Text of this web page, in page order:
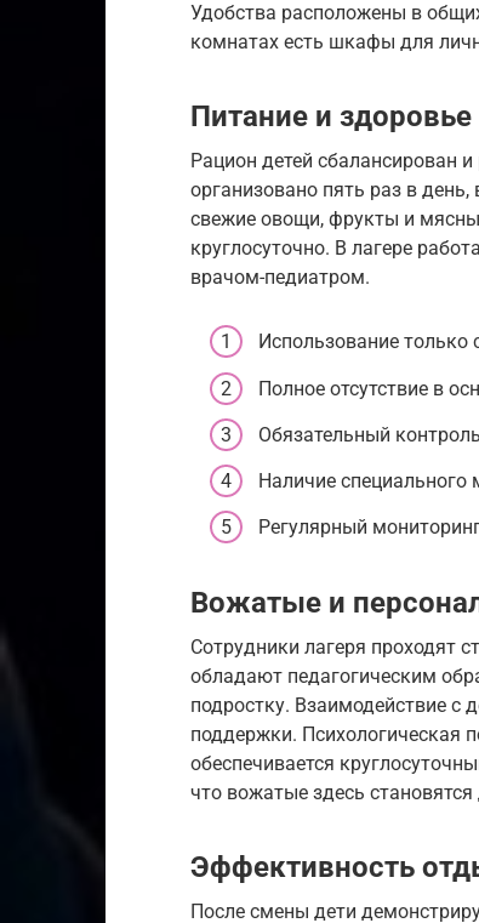
Удобства расположены в
комнатах есть шкафы для
Питание и здоровье
Рацион детей сбалансирован
организовано пять раз в
свежие овощи, фрукты и
круглосуточно. В лагере
врачом-педиатром.
Использование только
Полное отсутствие в
Обязательный
Наличие специального
Регулярный
Вожатые и
Сотрудники лагеря проходят
обладают педагогическим
подростку. Взаимодействие с
поддержки. Психологическая
обеспечивается
что вожатые здесь
Эффективность
После смены дети